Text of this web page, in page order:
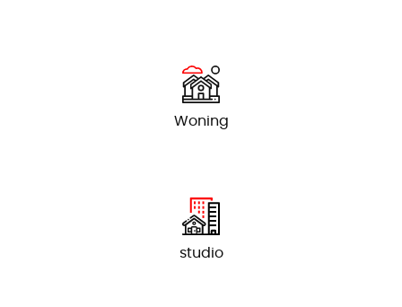
Woning
studio